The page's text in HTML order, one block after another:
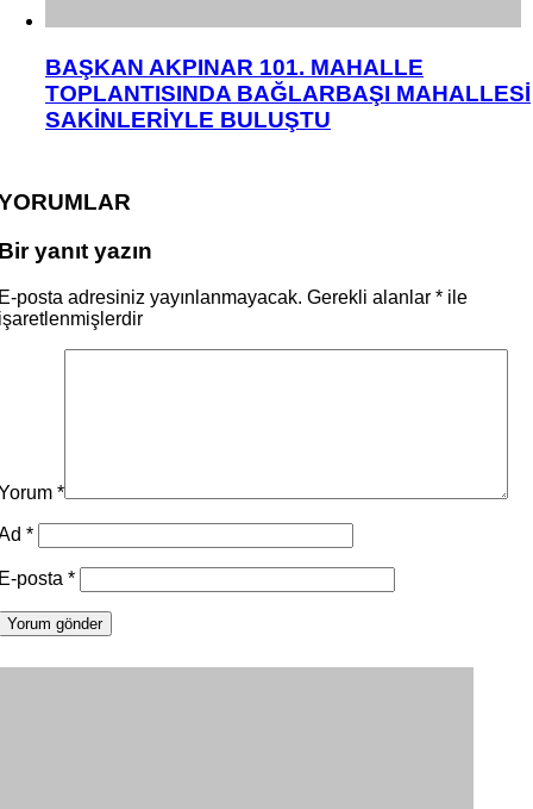
BAŞKAN AKPINAR 101. MAHALLE
TOPLANTISINDA BAĞLARBAŞI MAHALLESİ
SAKİNLERİYLE BULUŞTU
yanıt yazın
posta adresiniz yayınlanmayacak. Gerekli alanlar * ile
*
*
posta *